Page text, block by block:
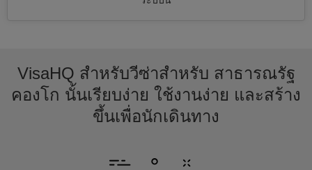
VisaHQ สำหรับวีซ่าสำหรับ สาธารณรัฐ
คองโก นั้นเรียบง่าย ใช้งานง่าย และสร้าง
ขึ้นเพื่อนักเดินทาง